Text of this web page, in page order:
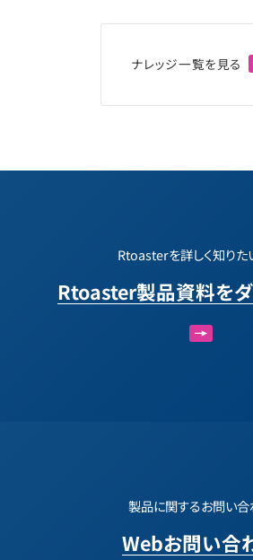
ナレッジ一覧を 見る
Rtoasterを詳しく知りた
Rtoaster製品資料を
製品に関するお問い合
Webお問い合